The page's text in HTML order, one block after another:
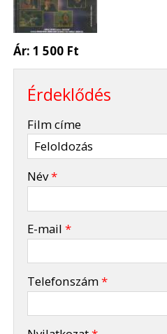
Ár:1 500 Ft
Érdeklődés
Film címe
Név*
E-mail*
Telefonszám*